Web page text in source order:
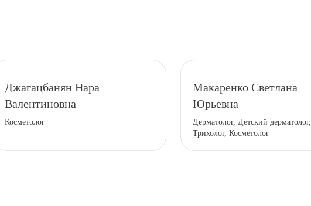
Джагацбанян Нара
Валентиновна
Косметолог
Макаренко Светлана
Юрьевна
Дерматолог, Детский дерматолог,
Трихолог, Косметолог
Я даю согласие на
Выберите сопутствующую услугу